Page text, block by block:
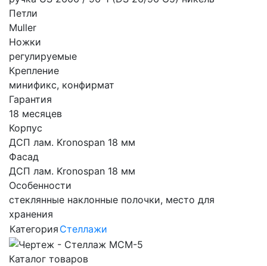
Петли
Muller
Ножки
регулируемые
Крепление
минификс, конфирмат
Гарантия
18 месяцев
Корпус
ДСП лам. Kronospan 18 мм
Фасад
ДСП лам. Kronospan 18 мм
Особенности
стеклянные наклонные полочки, место для
хранения
Категория Стеллажи
Каталог товаров